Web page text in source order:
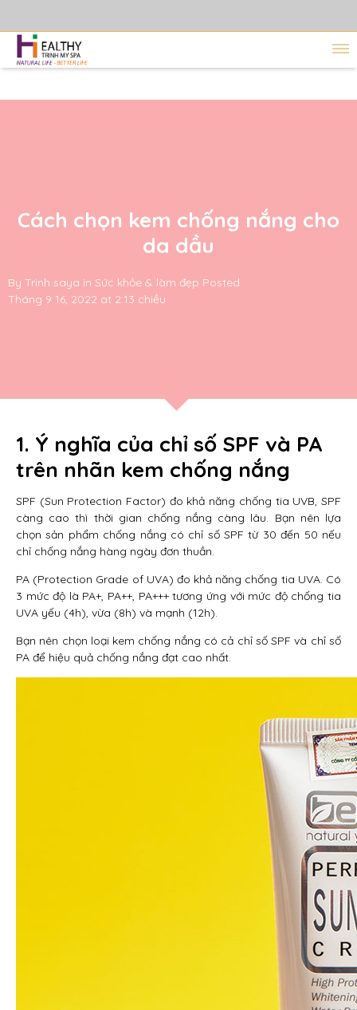
Cách chọn kem chống nắng cho
da dầu
By Trinh saya in Sức khỏe & làm đẹp Posted
Tháng 9 16, 2022 at 2:13 chiều
1. Ý nghĩa của chỉ số SPF và PA
trên nhãn kem chống nắng
SPF (Sun Protection Factor) đo khả năng chống tia UVB, SPF
càng cao thì thời gian chống nắng càng lâu. Bạn nên lựa
chọn sản phẩm chống nắng có chỉ số SPF từ 30 đến 50 nếu
chỉ chống nắng hàng ngày đơn thuần.
PA (Protection Grade of UVA) đo khả năng chống tia UVA. Có
3 mức độ là PA+, PA++, PA+++ tương ứng với mức độ chống tia
UVA yếu (4h), vừa (8h) và mạnh (12h).
Bạn nên chọn loại kem chống nắng có cả chỉ số SPF và chỉ số
PA để hiệu quả chống nắng đạt cao nhất.